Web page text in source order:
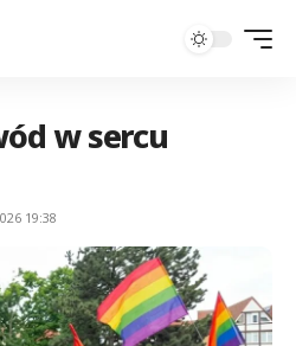
w sercu
19:38